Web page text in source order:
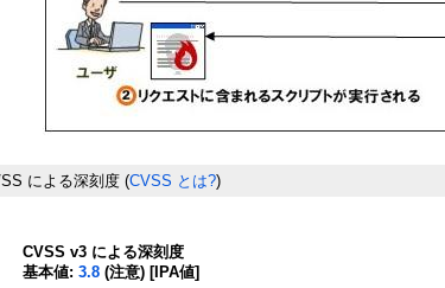
による深刻度 (CVSS とは?)
CVSS v3 による深刻度
基本値: 3.8 (注意) [IPA値]